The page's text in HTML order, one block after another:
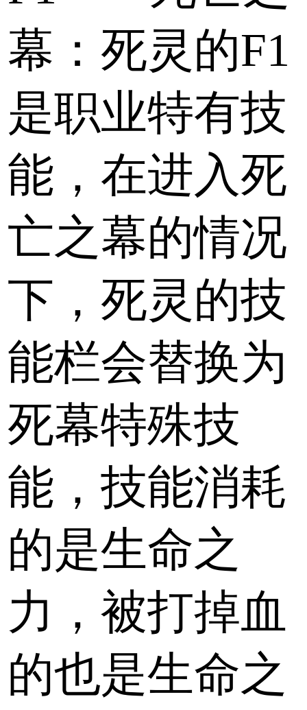
幕：死灵的F1
是职业特有技
能，在进入死
亡之幕的情况
下，死灵的技
能栏会替换为
死幕特殊技
能，技能消耗
的是生命之
力，被打掉血
的也是生命之